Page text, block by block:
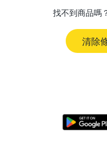
找不到商品嗎
清除